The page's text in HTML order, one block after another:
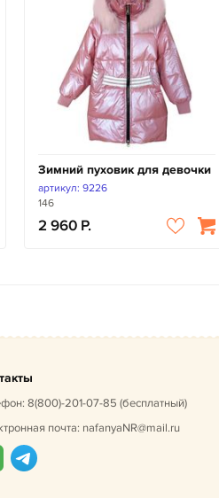
Зимний пуховик для девочки
артикул: 9226
146
2 960
8(800)-201-07-85 (бесплатный)
почта: nafanyaNR@mail.ru